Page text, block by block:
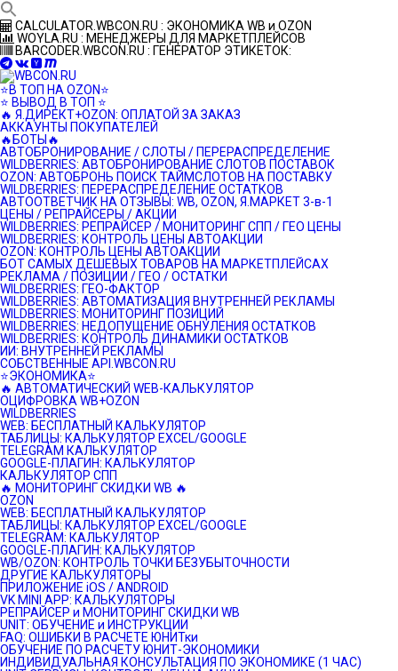
Перейти
к
контенту
CALCULATOR.WBCON.RU : ЭКОНОМИКА WB и OZON
WOYLA.RU : МЕНЕДЖЕРЫ ДЛЯ МАРКЕТПЛЕЙСОВ
BARCODER.WBCON.RU : ГЕНЕРАТОР ЭТИКЕТОК:
⭐️В ТОП НА OZON⭐️
⭐️ ВЫВОД В ТОП ⭐️
🔥 Я.ДИРЕКТ+OZON: ОПЛАТОЙ ЗА ЗАКАЗ
АККАУНТЫ ПОКУПАТЕЛЕЙ
🔥БОТЫ🔥
АВТОБРОНИРОВАНИЕ / СЛОТЫ / ПЕРЕРАСПРЕДЕЛЕНИЕ
WILDBERRIES: АВТОБРОНИРОВАНИЕ СЛОТОВ ПОСТАВОК
OZON: АВТОБРОНЬ ПОИСК ТАЙМСЛОТОВ НА ПОСТАВКУ
WILDBERRIES: ПЕРЕРАСПРЕДЕЛЕНИЕ ОСТАТКОВ
АВТООТВЕТЧИК НА ОТЗЫВЫ: WB, OZON, Я.МАРКЕТ 3-в-1
ЦЕНЫ / РЕПРАЙСЕРЫ / АКЦИИ
WILDBERRIES: РЕПРАЙСЕР / МОНИТОРИНГ СПП / ГЕО ЦЕНЫ
WILDBERRIES: КОНТРОЛЬ ЦЕНЫ АВТОАКЦИИ
OZON: КОНТРОЛЬ ЦЕНЫ АВТОАКЦИИ
БОТ САМЫХ ДЕШЕВЫХ ТОВАРОВ НА МАРКЕТПЛЕЙСАХ
РЕКЛАМА / ПОЗИЦИИ / ГЕО / ОСТАТКИ
WILDBERRIES: ГЕО-ФАКТОР
WILDBERRIES: АВТОМАТИЗАЦИЯ ВНУТРЕННЕЙ РЕКЛАМЫ
WILDBERRIES: МОНИТОРИНГ ПОЗИЦИЙ
WILDBERRIES: НЕДОПУЩЕНИЕ ОБНУЛЕНИЯ ОСТАТКОВ
WILDBERRIES: КОНТРОЛЬ ДИНАМИКИ ОСТАТКОВ
ИИ: ВНУТРЕННЕЙ РЕКЛАМЫ
СОБСТВЕННЫЕ API.WBCON.RU
⭐️ЭКОНОМИКА⭐️
🔥 АВТОМАТИЧЕСКИЙ WEB-КАЛЬКУЛЯТОР
ОЦИФРОВКА WB+OZON
WILDBERRIES
WEB: БЕСПЛАТНЫЙ КАЛЬКУЛЯТОР
ТАБЛИЦЫ: КАЛЬКУЛЯТОР EXCEL/GOOGLE
TELEGRAM КАЛЬКУЛЯТОР
GOOGLE-ПЛАГИН: КАЛЬКУЛЯТОР
КАЛЬКУЛЯТОР СПП
🔥 МОНИТОРИНГ СКИДКИ WB 🔥
OZON
WEB: БЕСПЛАТНЫЙ КАЛЬКУЛЯТОР
ТАБЛИЦЫ: КАЛЬКУЛЯТОР EXCEL/GOOGLE
TELEGRAM: КАЛЬКУЛЯТОР
GOOGLE-ПЛАГИН: КАЛЬКУЛЯТОР
WB/OZON: КОНТРОЛЬ ТОЧКИ БЕЗУБЫТОЧНОСТИ
ДРУГИЕ КАЛЬКУЛЯТОРЫ
ПРИЛОЖЕНИЕ iOS / ANDROID
VK MINI APP: КАЛЬКУЛЯТОРЫ
РЕПРАЙСЕР и МОНИТОРИНГ СКИДКИ WB
UNIT: ОБУЧЕНИЕ и ИНСТРУКЦИИ
FAQ: ОШИБКИ В РАСЧЕТЕ ЮНИТки
ОБУЧЕНИЕ ПО РАСЧЕТУ ЮНИТ-ЭКОНОМИКИ
ИНДИВИДУАЛЬНАЯ КОНСУЛЬТАЦИЯ ПО ЭКОНОМИКЕ (1 ЧАС)